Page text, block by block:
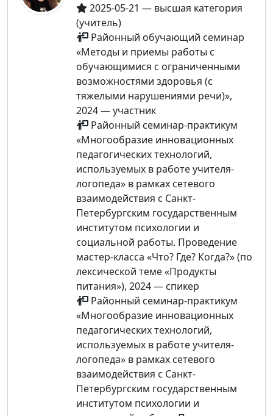
2025-05-21 — высшая категория
(учитель)
Районный обучающий семинар
«Методы и приемы работы с
обучающимися с ограниченными
возможностями здоровья (с
тяжелыми нарушениями речи)»,
2024 — участник
Районный семинар-практикум
«Многообразие инновационных
педагогических технологий,
используемых в работе учителя-
логопеда» в рамках сетевого
взаимодействия с Санкт-
Петербургским государственным
институтом психологии и
социальной работы. Проведение
мастер-класса «Что? Где? Когда?» (по
лексической теме «Продукты
питания»), 2024 — спикер
Районный семинар-практикум
«Многообразие инновационных
педагогических технологий,
используемых в работе учителя-
логопеда» в рамках сетевого
взаимодействия с Санкт-
Петербургским государственным
институтом психологии и